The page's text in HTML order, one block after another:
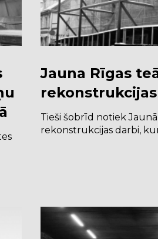
Jauna Rīgas
Tieši šobrīd notiek
rekonstrukcijas darbi,